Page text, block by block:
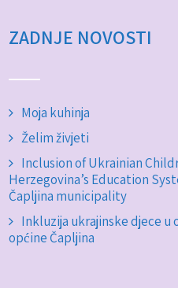
ZADNJE NOVOSTI
Moja kuhinja
Želim živjeti
Inclusion of Ukrainian
Herzegovina’s Education
Čapljina municipality
Inkluzija ukrajinske djece u
općine Čapljina